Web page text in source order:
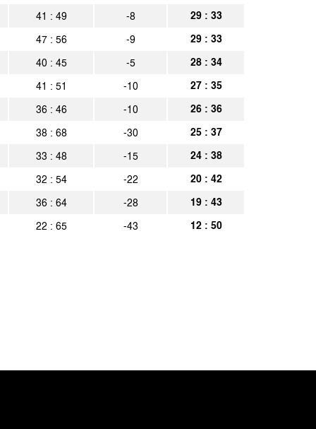
41 : 49 -8 29 : 33
47 : 56 -9 29 : 33
40 : 45 -5 28 : 34
41 : 51 -10 27 : 35
36 : 46 -10 26 : 36
38 : 68 -30 25 : 37
33 : 48 -15 24 : 38
32 : 54 -22 20 : 42
36 : 64 -28 19 : 43
22 : 65 -43 12 : 50